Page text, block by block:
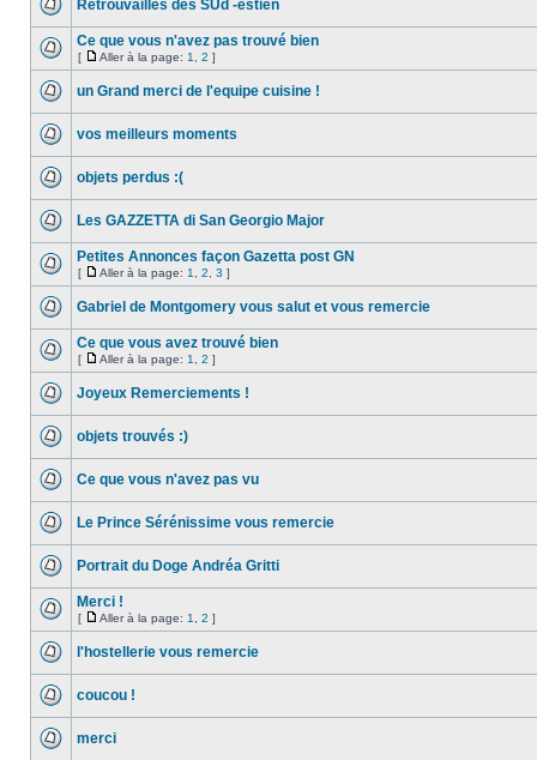
Retrouvailles des SUd -estien
Ce que vous n'avez pas trouvé bien
[ Aller à la page: 1 2 ]
un Grand merci de l'equipe cuisine !
vos meilleurs moments
objets perdus :(
Les GAZZETTA di San Georgio Major
Petites Annonces façon Gazetta post GN
[ Aller à la page: 1 2 3 ]
Gabriel de Montgomery vous salut et vous remercie
Ce que vous avez trouvé bien
[ Aller à la page: 1 2 ]
Joyeux Remerciements !
objets trouvés :)
Ce que vous n'avez pas vu
Le Prince Sérénissime vous remercie
Portrait du Doge Andréa Gritti
Merci !
[ Aller à la page: 1 2 ]
l'hostellerie vous remercie
coucou !
merci